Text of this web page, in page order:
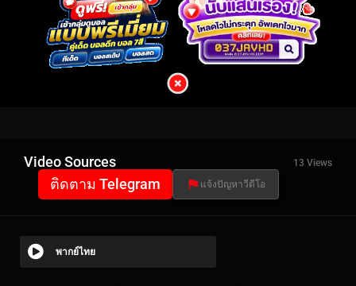
Video Sources 13 Views
ติดตาม Telegram แจ้งปัญหาวีดีโอ
พากย์ไทย